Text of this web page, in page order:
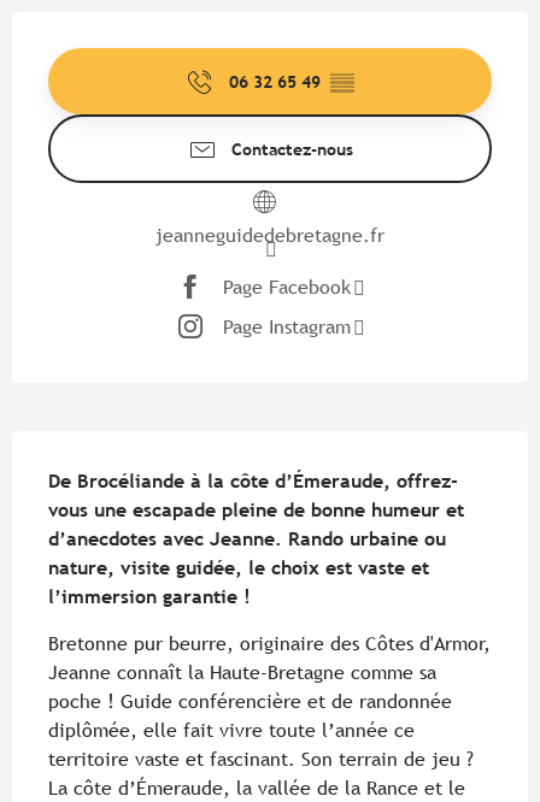
06 32 65 49 ▒▒
Contactez-nous
jeanneguidedebretagne.fr
Page Facebook
Page Instagram
De Brocéliande à la côte d’Émeraude, offrez-
vous une escapade pleine de bonne humeur et
d’anecdotes avec Jeanne. Rando urbaine ou
nature, visite guidée, le choix est vaste et
l’immersion garantie !
Bretonne pur beurre, originaire des Côtes d'Armor,
Jeanne connaît la Haute-Bretagne comme sa
poche ! Guide conférencière et de randonnée
diplômée, elle fait vivre toute l’année ce
territoire vaste et fascinant. Son terrain de jeu ?
La côte d’Émeraude, la vallée de la Rance et le